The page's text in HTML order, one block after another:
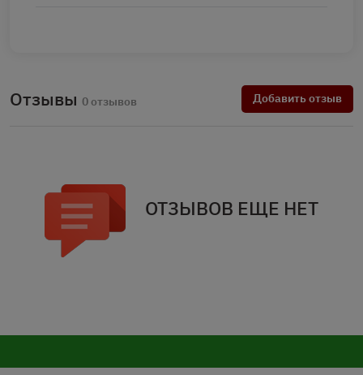
Отзывы 0 отзывов Добавить отзыв
ОТЗЫВОВ ЕЩЕ НЕТ